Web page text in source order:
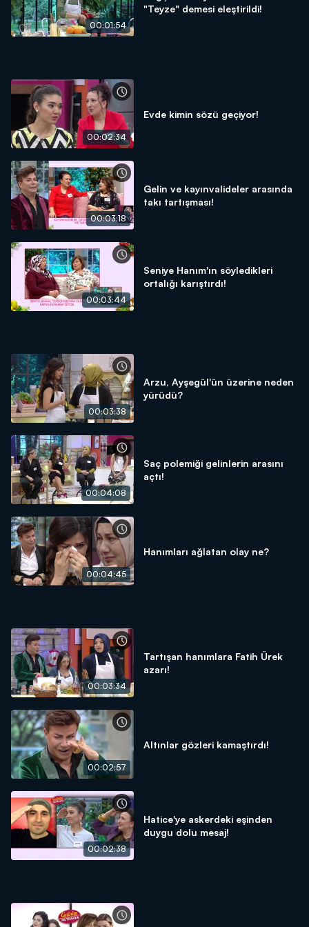
00:01:54
"Teyze" demesi eleştirildi!
00:02:34
Evde kimin sözü geçiyor!
00:03:18
Gelin ve kayınvalideler arasında
takı tartışması!
00:03:44
Seniye Hanım'ın söyledikleri
ortalığı karıştırdı!
00:03:38
Arzu, Ayşegül'ün üzerine neden
yürüdü?
00:04:08
Saç polemiği gelinlerin arasını
açtı!
00:04:45
Hanımları ağlatan olay ne?
00:03:34
Tartışan hanımlara Fatih Ürek
azarı!
00:02:57
Altınlar gözleri kamaştırdı!
00:02:38
Hatice'ye askerdeki eşinden
duygu dolu mesaj!